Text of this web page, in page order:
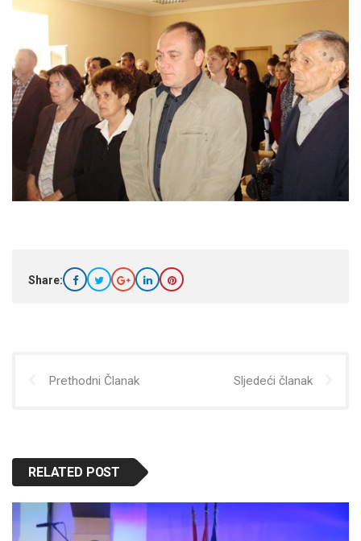
Share:
Prethodni Članak Sljedeći članak
RELATED POST